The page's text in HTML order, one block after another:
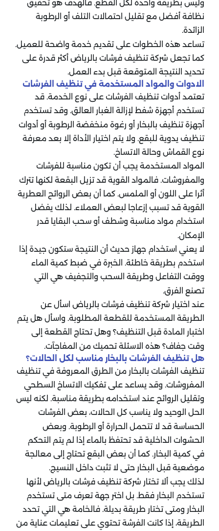
وليس بطريقة واحدة لكل القطع. فالهدف هو تحقيق
نظافة أفضل مع تقليل احتمالات التلف أو الرطوبة
الزائدة.
تساعد هذه الخطوات على تقديم خدمة واضحة للعميل.
كما تجعل شركة تنظيف فرشات بالرياض أكثر قدرة على
تحديد النتيجة المتوقعة قبل بدء العمل.
الادوات والمواد المستخدمة في تنظيف الفرشات
تعتمد أدوات تنظيف الفرشات على نوع الخدمة. قد
تستخدم أجهزة شفط لإزالة الغبار العالق. وقد تستخدم
أجهزة تنظيف بالبخار أو رغوة منخفضة الرطوبة أو أدوات
تنظيف يدوية للبقع. ولا يتم اختيار الأداة إلا بعد معرفة
نوع القماش وحالة الاتساخ.
المواد المستخدمة يجب أن تكون مناسبة للفرشات
والمفروشات. فالمواد القوية قد تزيل البقعة لكنها تترك
أثرا على اللون أو الملمس. كما أن بعض الروائح العطرية
القوية قد تسبب إزعاجا لبعض العملاء. لذلك يفضل
استخدام مواد مناسبة وشطف أو سحب البقايا قدر
الإمكان.
لا يعني استخدام جهاز حديث أن النتيجة ستكون جيدة إذا
استخدم بطريقة خاطئة. الخبرة في ضبط كمية الماء
ووقت التفاعل وطريقة السحب والتجفيف هي التي
تصنع الفرق.
عند اختيار شركة تنظيف فرشات بالرياض اسأل عن
الطريقة المستخدمة للقطعة المطلوبة. واسأل هل يتم
اختبار المادة قبل التنظيف؟ وهل تحتاج القطعة إلى
وقت جفاف؟ هذه الاسئلة تحميك من المفاجآت.
هل تنظيف الفرشات بالبخار مناسب لكل الحالات؟
تنظيف الفرشات بالبخار من الطرق المعروفة في تنظيف
المفروشات. وقد يساعد على تفكيك الاتساخ السطحي
وتقليل الروائح عند استخدامه بطريقة مناسبة. لكنه ليس
الحل الوحيد ولا يناسب كل الحالات، بعض الفرشات
الحساسة قد لا تتحمل الحرارة أو الرطوبة. وبعض
الحشوات الداخلية قد تحتفظ بالماء إذا لم يتم التحكم
في كمية البخار. كما أن بعض البقع تحتاج إلى معالجة
موضعية قبل البخار حتى لا تثبت داخل النسيج.
لذلك يجب ألا تختار شركة تنظيف فرشات بالرياض لأنها
تستخدم البخار فقط. بل اختر جهة تعرف متى تستخدم
البخار ومتى تختار طريقة بديلة. فالخامة هي التي تحدد
الطريقة، إذا كانت الفرشة تحتوي على تعليمات عناية من